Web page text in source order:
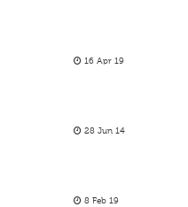
16 Apr 19
28 Jun 14
8 Feb 19